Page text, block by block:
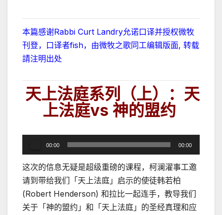
本篇感谢Rabbi Curt Landry允诺口译并授权微牧
刊登，口译者fish，由微牧之歌同工编辑版面, 转载
請注明出处
天上法庭系列（上）：天
上法庭vs 神的盟约
频
播
放
器
00:00 00:00
这次的信息无疑是超级重磅的课程，柯澜濯事工邀
请到带给我们「天上法庭」启示的使徒韩若柏
(Robert Henderson) 和拉比一起连手，教导我们
关于「神的盟约」和「天上法庭」的圣经真理和应